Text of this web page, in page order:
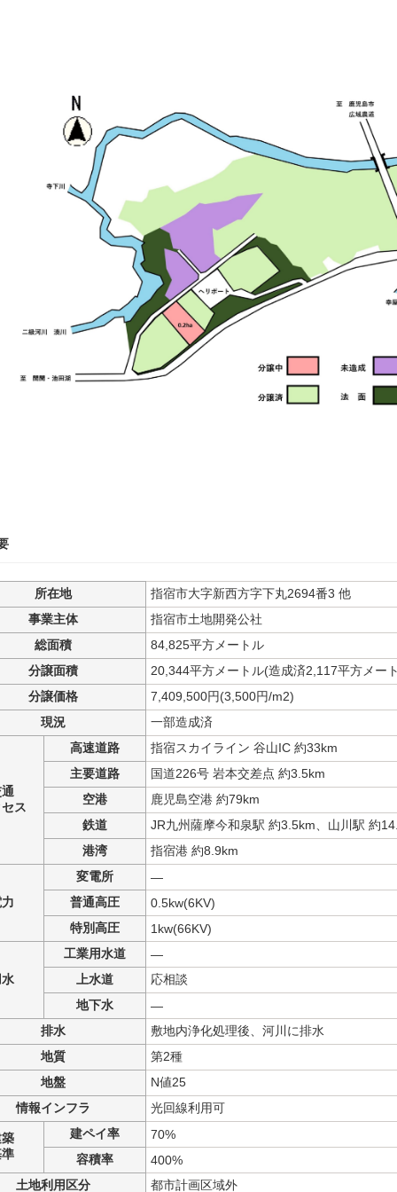
所在地
指宿市大字新西方字下丸2694番3 他
事業主体
指宿市土地開発公社
総面積
84,825平方メートル
分譲面積
20,344平方メートル(造成済2,117平方メー
分譲価格
7,409,500円(3,500円/m2)
現況
一部造成済
ス
高速道路
指宿スカイライン 谷山IC 約33km
主要道路
国道226号 岩本交差点 約3.5km
空港
鹿児島空港 約79km
鉄道
JR九州薩摩今和泉駅 約3.5km、山川駅 約
港湾
指宿港 約8.9km
変電所
―
普通高圧
0.5kw(6KV)
特別高圧
1kw(66KV)
工業用水道
―
上水道
応相談
地下水
―
排水
敷地内浄化処理後、河川に排水
地質
第2種
地盤
N値25
情報インフラ
光回線利用可
建ペイ率
70%
容積率
400%
土地利用区分
都市計画区域外